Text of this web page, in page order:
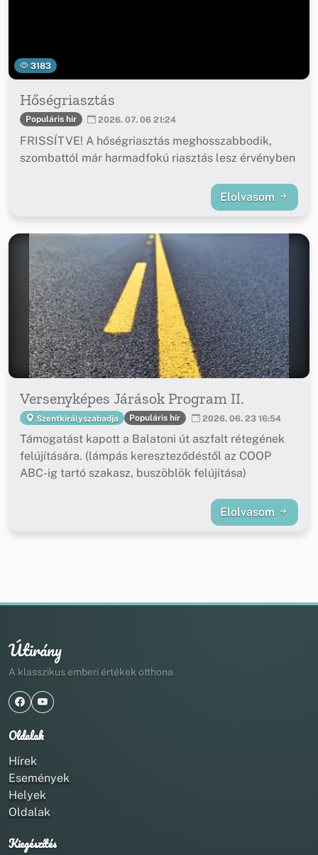
3183
Hőségriasztás
Populáris hír 2026. 07. 06 21:24
FRISSÍTVE! A hőségriasztás meghosszabbodik,
szombattól már harmadfokú riasztás lesz érvényben
Elolvasom
Versenyképes Járások Program II.
Szentkirályszabadja Populáris hír 2026. 06. 23 16:54
Támogatást kapott a Balatoni út aszfalt rétegének
felújítására. (lámpás kereszteződéstől az COOP
ABC-ig tartó szakasz, buszöblök felújítása)
Elolvasom
Útirány
A klasszikus emberi értékek otthona
Oldalak
Hírek
Események
Helyek
Oldalak
Kiegészítés